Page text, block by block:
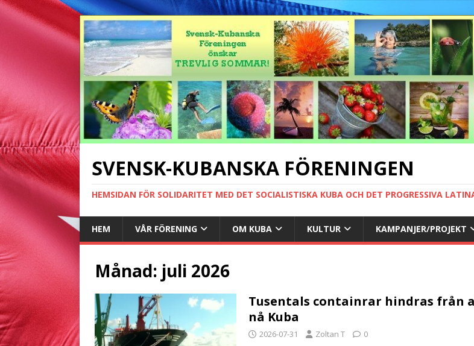
SVENSK-KUBANSKA FÖRENINGEN
HEMSIDAN FÖR SOLIDARITET MED DET SOCIALISTISKA KUBA OCH DET PROGRESSIVA
HEM VÅR FÖRENING OM KUBA KULTUR KAMPANJER/PROJEKT
Månad: juli 2026
Tusentals containrar hindras från
nå Kuba
2026-07-31 Zoltan T 0